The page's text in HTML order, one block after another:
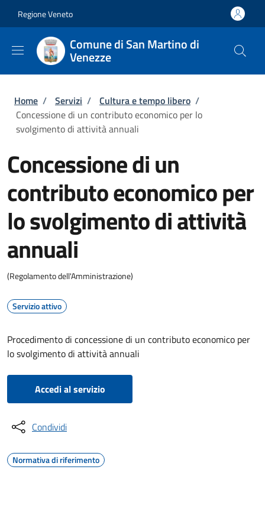
Regione Veneto
Comune di San Martino di
Venezze
Briciole di pane
Home / Servizi / Cultura e tempo libero /
Concessione di un contributo economico per lo
svolgimento di attività annuali
Concessione di un
contributo economico per
lo svolgimento di attività
annuali
(Regolamento dell'Amministrazione)
Servizio attivo
Procedimento di concessione di un contributo economico per
lo svolgimento di attività annuali
Accedi al servizio
Condividi
Normativa di riferimento